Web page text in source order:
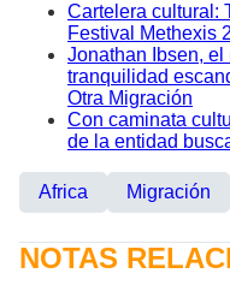
Cartelera cultural:
Festival Methexis
Jonathan Ibsen,
tranquilidad
Otra Migración
Con caminata
de la entidad
Africa Migración
NOTAS